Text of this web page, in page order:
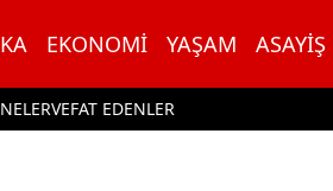
EKONOMI YAŞAM ASAYIŞ
VEFAT EDENLER